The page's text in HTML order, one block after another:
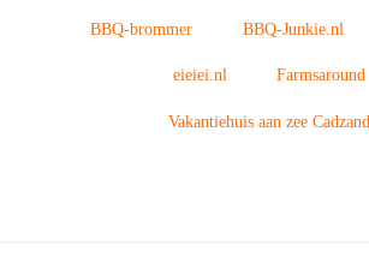
BBQ-brommer BBQ-Junkie.nl
eieiei.nl Farmsaround
Vakantiehuis aan zee Cadzand